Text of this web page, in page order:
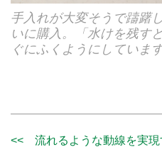
手入れが大変そうで躊躇
いに購入。「水けを残す
ぐにふくようにしています
<< 流れるような動線を実現